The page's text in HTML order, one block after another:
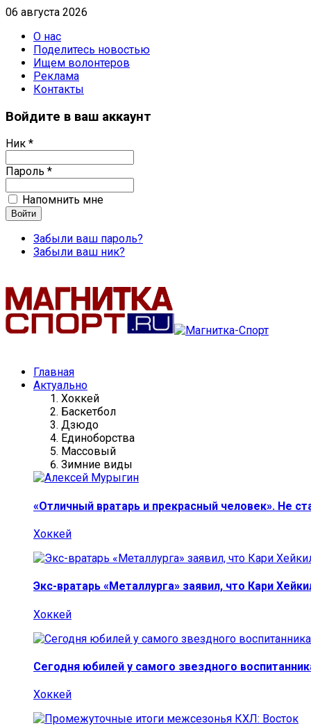
06 августа 2026
О нас
Поделитесь новостью
Ищем волонтеров
Реклама
Контакты
Войдите в ваш аккаунт
Ник *
Пароль *
Напомнить мне
Забыли ваш пароль?
Забыли ваш ник?
Главная
Актуально
Хоккей
Баскетбол
Дзюдо
Единоборства
Массовый
Зимние виды
«Отличный вратарь и прекрасный человек». Не
Хоккей
Экс-вратарь «Металлурга» заявил, что Кари
Хоккей
Сегодня юбилей у самого звездного
Хоккей